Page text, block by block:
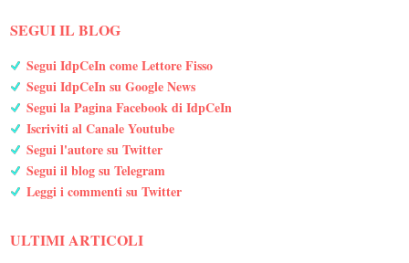
SEGUI IL BLOG
Segui IdpCeIn come Lettore Fisso
Segui IdpCeIn su Google News
Segui la Pagina Facebook di IdpCeIn
Iscriviti al Canale Youtube
Segui l'autore su Twitter
Segui il blog su Telegram
Leggi i commenti su Twitter
ULTIMI ARTICOLI